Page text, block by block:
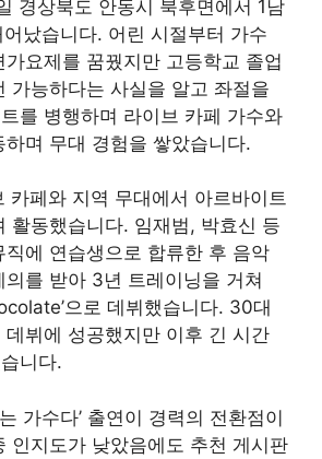
경상북도 안동시 북후면에서 1남
났습니다. 어린 시절부터 가수
요제를 꿈꿨지만 고등학교 졸업
가능하다는 사실을 알고 좌절을
를 병행하며 라이브 카페 가수와
하며 무대 경험을 쌓았습니다.
카페와 지역 무대에서 아르바이트
활동했습니다. 임재범, 박효신 등
직에 연습생으로 합류한 후 음악
를 받아 3년 트레이닝을 거쳐
으로 데뷔했습니다. 30대
데뷔에 성공했지만 이후 긴 시간
니다.
가수다’ 출연이 경력의 전환점이
인지도가 낮았음에도 추천 게시판